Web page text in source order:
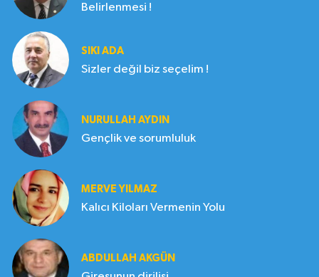
Belirlenmesi !
SIKI ADA
Sizler değil biz seçelim !
NURULLAH AYDIN
Gençlik ve sorumluluk
MERVE YILMAZ
Kalıcı Kiloları Vermenin Yolu
ABDULLAH AKGÜN